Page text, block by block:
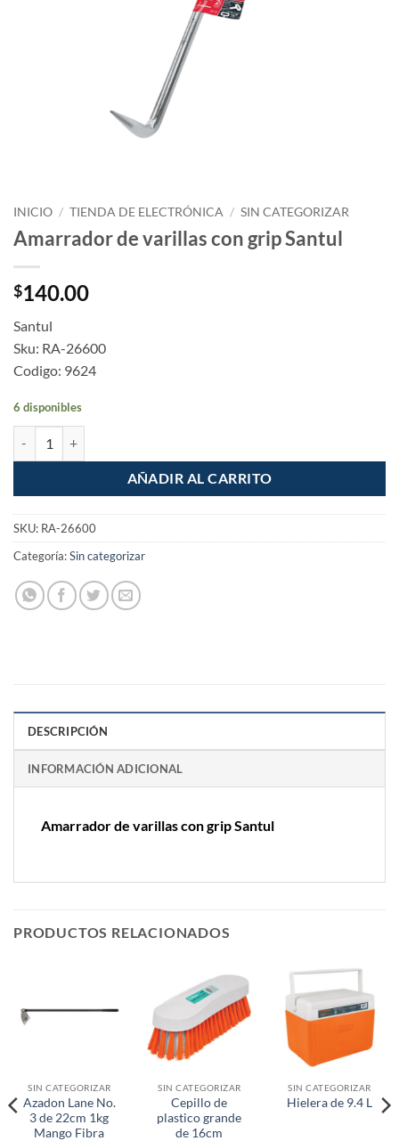
INICIO / TIENDA DE ELECTRÓNICA / SIN CATEGORIZAR
Amarrador de varillas con grip Santul
$140.00
Santul
Sku: RA-26600
Codigo: 9624
6 disponibles
AÑADIR AL CARRITO
SKU: RA-26600
Categoría:Sin categorizar
DESCRIPCIÓN
INFORMACIÓN ADICIONAL
Amarrador de varillas con grip Santul
PRODUCTOS RELACIONADOS
SIN CATEGORIZAR
Azadon Lane No.
3 de 22cm 1kg
Mango Fibra
SIN CATEGORIZAR
Cepillo de
plastico grande
de 16cm
SIN CATEGORIZAR
Hielera de 9.4 L